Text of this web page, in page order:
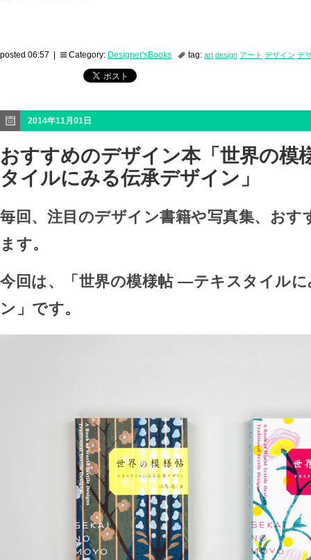
posted 06:57 | Category: Designer'sBooks tag: art design アート デザイン デ
2014年11月01日
おすすめのデザイン本「世界の
タイルにみる伝承デザイン」
毎回、注目のデザイン書籍や写真集、おす
ます。
今回は、「世界の模様帖 —テキスタイル
ン」です。